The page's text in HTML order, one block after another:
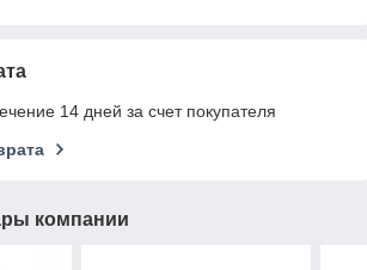
14 дней за счет покупателя
компании